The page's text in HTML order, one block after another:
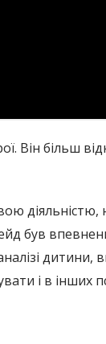
Він більш
був
і в інших